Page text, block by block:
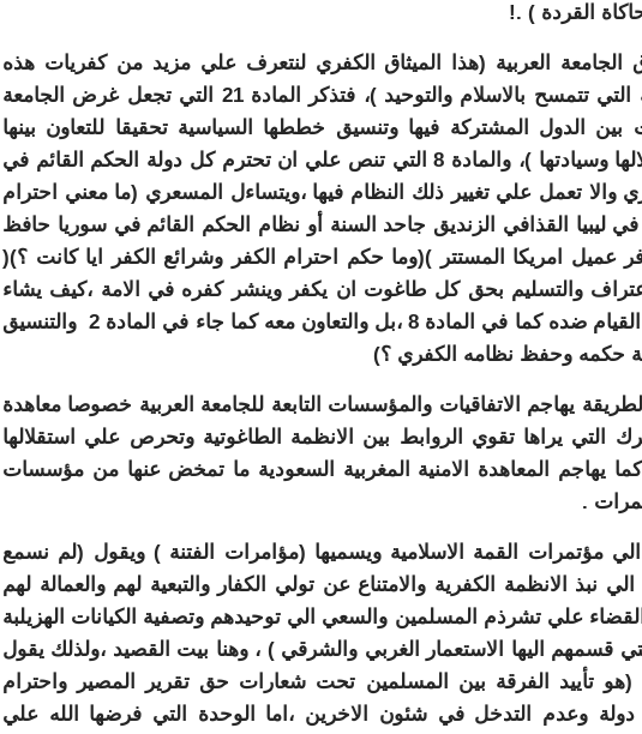
القردة ) .!
الجامعة العربية (هذا الميثاق الكفري لنتعرف علي مزيد من كفريات هذه
الدولة الخبيثة التي تتمسح بالاسلام والتوحيد )، فتذكر المادة 21 التي تجعل غرض الجامعة
بين الدول المشتركة فيها وتنسيق خططها السياسية تحقيقا للتعاون بينها
وصيانة استقلالها وسيادتها )، والمادة 8 التي تنص علي ان تحترم كل دولة الحكم القائم في
والا تعمل علي تغيير ذلك النظام فيها ،ويتساءل المسعري (ما معني احترام
في ليبيا القذافي الزنديق جاحد السنة أو نظام الحكم القائم في سوريا حافظ
عميل امريكا المستتر )(وما حكم احترام الكفر وشرائع الكفر ايا كانت ؟)(
والتسليم بحق كل طاغوت ان يكفر وينشر كفره في الامة ،كيف يشاء
والتعهد بعدم القيام ضده كما في المادة 8 ،بل والتعاون معه كما جاء في المادة 2 والتنسيق
حكمه وحفظ نظامه الكفري ؟)
يهاجم الاتفاقيات والمؤسسات التابعة للجامعة العربية خصوصا معاهدة
التي يراها تقوي الروابط بين الانظمة الطاغوتية وتحرص علي استقلالها
يهاجم المعاهدة الامنية المغربية السعودية ما تمخض عنها من مؤسسات
.
الي مؤتمرات القمة الاسلامية ويسميها (مؤامرات الفتنة ) ويقول (لم نسمع
نبذ الانظمة الكفرية والامتناع عن تولي الكفار والتبعية لهم والعمالة لهم
علي تشرذم المسلمين والسعي الي توحيدهم وتصفية الكيانات الهزيلبة
قسمهم اليها الاستعمار الغربي والشرقي ) ، وهنا بيت القصيد ،ولذلك يقول
تأييد الفرقة بين المسلمين تحت شعارات حق تقرير المصير واحترام
دولة وعدم التدخل في شئون الاخرين ،اما الوحدة التي فرضها الله علي